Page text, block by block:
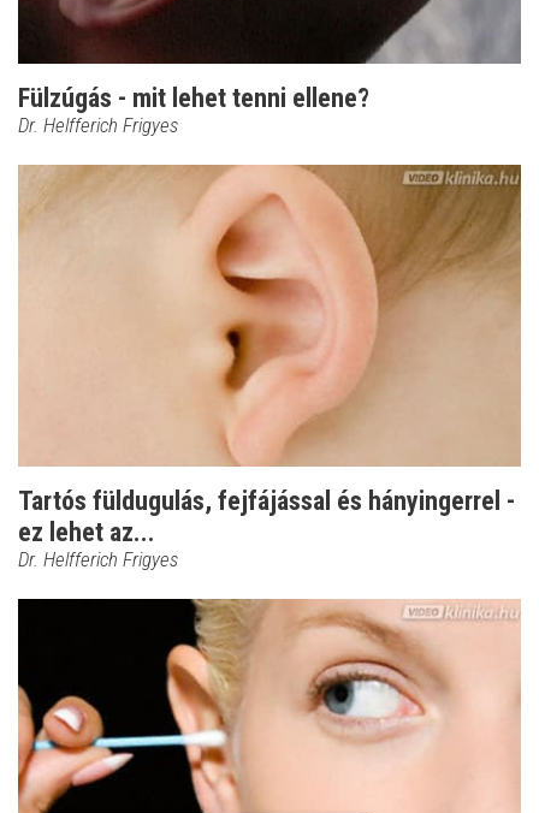
Fülzúgás - mit lehet tenni ellene?
Dr. Helfferich Frigyes
Tartós füldugulás, fejfájással és hányingerrel -
ez lehet az...
Dr. Helfferich Frigyes